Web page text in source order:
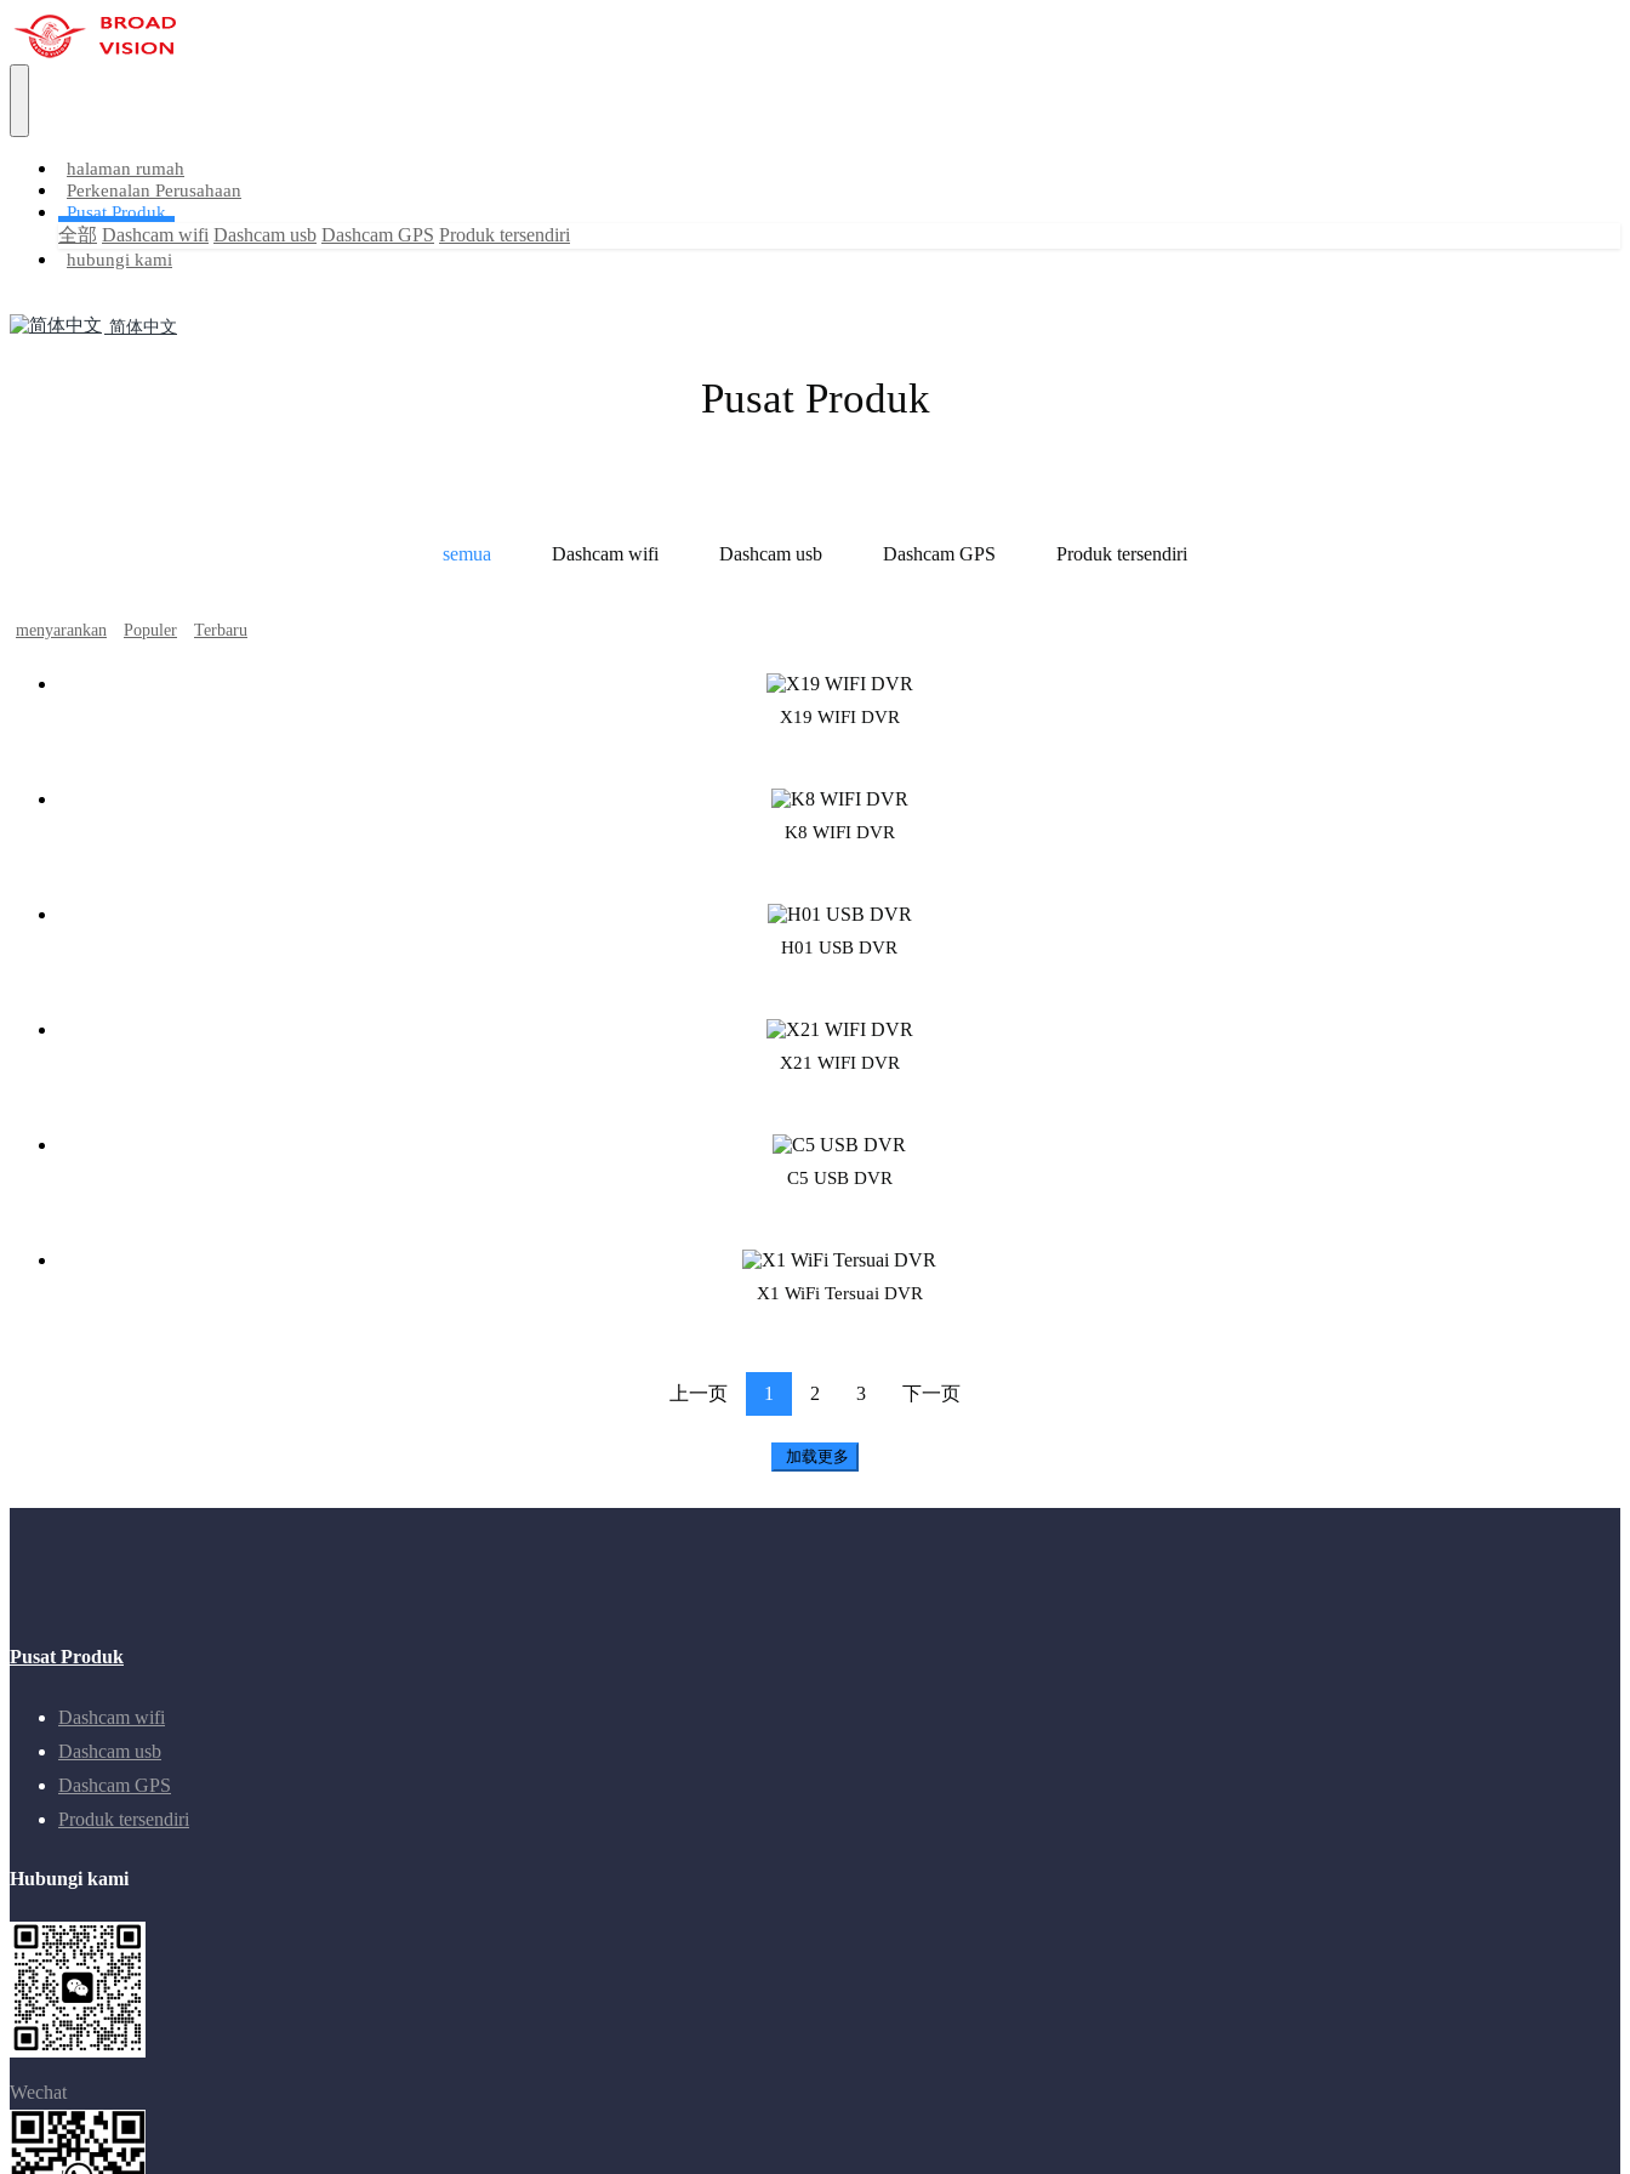
halaman rumah
Perkenalan Perusahaan
Pusat Produk
全部 Dashcam wifi Dashcam usb Dashcam GPS Produk tersendiri
hubungi kami
简体中文
Pusat Produk
semua Dashcam wifi Dashcam usb Dashcam GPS Produk tersendiri
menyarankan Populer Terbaru
X19 WIFI DVR
K8 WIFI DVR
H01 USB DVR
X21 WIFI DVR
C5 USB DVR
X1 WiFi Tersuai DVR
上一页 1 2 3 下一页
加载更多
Pusat Produk
Dashcam wifi
Dashcam usb
Dashcam GPS
Produk tersendiri
Hubungi kami
Wechat